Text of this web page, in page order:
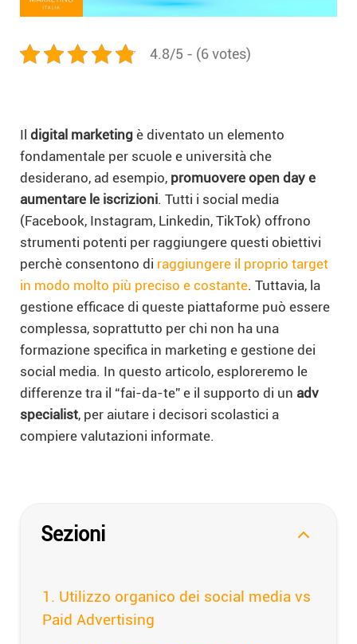
4.8/5 - (6 votes)
Il digital marketing è diventato un elemento
fondamentale per scuole e università che
desiderano, ad esempio, promuovere open day e
aumentare le iscrizioni. Tutti i social media
(Facebook, Instagram, Linkedin, TikTok) offrono
strumenti potenti per raggiungere questi obiettivi
perchè consentono di raggiungere il proprio target
in modo molto più preciso e costante. Tuttavia, la
gestione efficace di queste piattaforme può essere
complessa, soprattutto per chi non ha una
formazione specifica in marketing e gestione dei
social media. In questo articolo, esploreremo le
differenze tra il “fai-da-te” e il supporto di un adv
specialist, per aiutare i decisori scolastici a
compiere valutazioni informate.
Sezioni
Utilizzo organico dei social media vs
Paid Advertising